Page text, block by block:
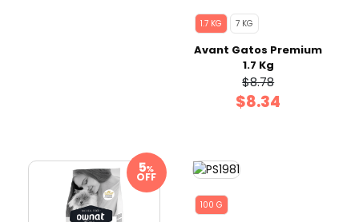
1.7 KG 7 KG
Avant Gatos Premium
1.7 Kg
$8.78
$8.34
%
OFF
100 G